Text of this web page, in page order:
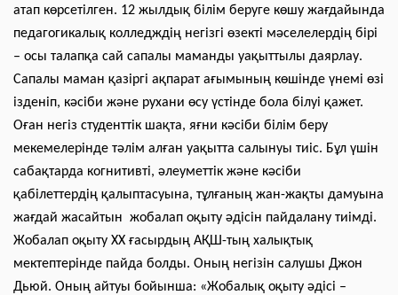
атап көрсетілген. 12 жылдық білім беруге көшу жағдайында
педагогикалық колледждің негізгі өзекті мәселелердің бірі
– осы талапқа сай сапалы маманды уақыттылы даярлау.
Сапалы маман қазіргі ақпарат ағымының көшінде үнемі өзі
ізденіп, кәсіби және рухани өсу үстінде бола білуі қажет.
Оған негіз студенттік шақта, яғни кәсіби білім беру
мекемелерінде тәлім алған уақытта салынуы тиіс. Бұл үшін
сабақтарда когнитивті, әлеуметтік және кәсіби
қабілеттердің қалыптасуына, тұлғаның жан-жақты дамуына
жағдай жасайтын жобалап оқыту әдісін пайдалану тиімді.
Жобалап оқыту XX ғасырдың АҚШ-тың халықтық
мектептерінде пайда болды. Оның негізін салушы Джон
Дьюй. Оның айтуы бойынша: «Жобалық оқыту әдісі –